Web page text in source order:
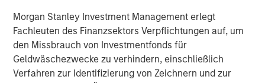
Morgan Stanley Investment Management erlegt
Fachleuten des Finanzsektors Verpflichtungen auf, um
den Missbrauch von Investmentfonds für
Geldwäschezwecke zu verhindern, einschließlich
Verfahren zur Identifizierung von Zeichnern und zur
throughout the U.S., Europe and Asia, regional teams of
dedicated real estate professionals combine a unique
global perspective with local presence and significant
transaction execution expertise. MSREI currently
manages $53 billion of gross real estate assets